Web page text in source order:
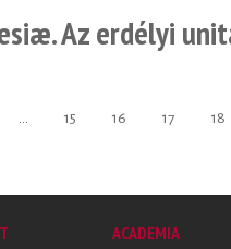
Az erdélyi
15 16 17 18
ACADEMIA